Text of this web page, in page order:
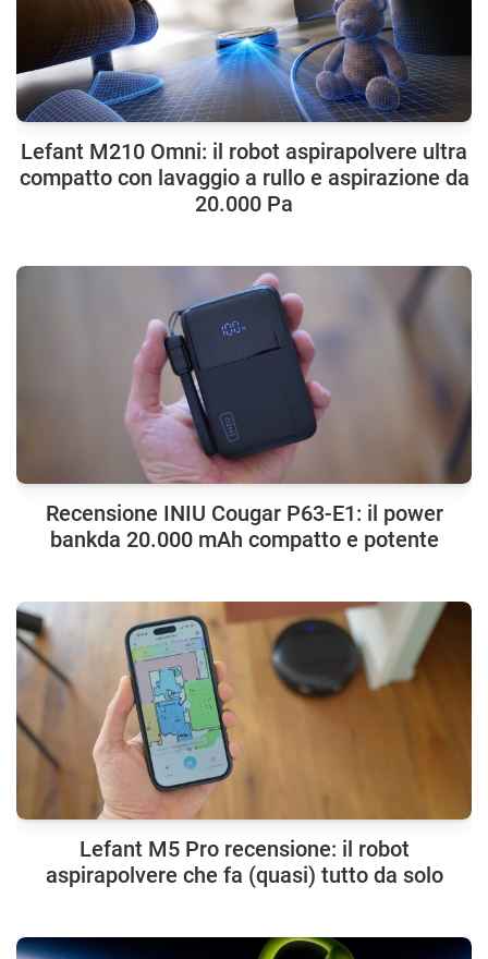
Lefant M210 Omni: il robot aspirapolvere ultra
compatto con lavaggio a rullo e aspirazione da
20.000 Pa
Recensione INIU Cougar P63-E1: il power
bankda 20.000 mAh compatto e potente
Lefant M5 Pro recensione: il robot
aspirapolvere che fa (quasi) tutto da solo